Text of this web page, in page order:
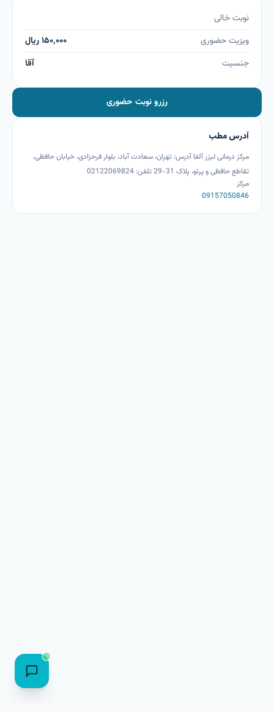
نوبت خالی
ویزیت حضوری
۱۵۰٬۰۰۰ریال
جنسیت
آقا
رزرو نوبت حضوری
آدرس مطب
مرکز درمانی لیزر آلفا آدرس: تهران، سعادت آباد، بلوار فرحزادی، خیابان حافظی،
تقاطع حافظی و پرتو، پلاک 31-29 تلفن: 02122069824
مرکز
09157050846